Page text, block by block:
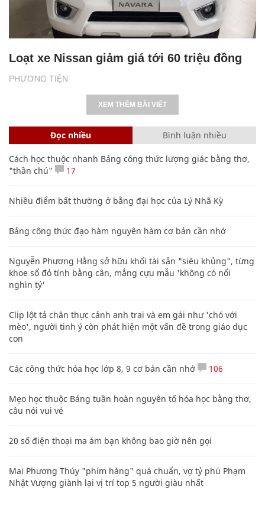
PHƯƠNG TIỆN
Loạt xe Nissan giảm giá tới 60 triệu đồng
XEM THÊM BÀI VIẾT
Đọc nhiều Bình luận nhiều
Cách học thuộc nhanh Bảng công thức lượng giác bằng thơ,
"thần chú"
17
Nhiều điểm bất thường ở bằng đại học của Lý Nhã Kỳ
Bảng công thức đạo hàm nguyên hàm cơ bản cần nhớ
Nguyễn Phương Hằng sở hữu khối tài sản "siêu khủng", từng
khoe sổ đỏ tính bằng cân, mắng cựu mẫu 'không có nổi
nghìn tỷ'
Clip lột tả chân thực cảnh anh trai và em gái như 'chó với
mèo', người tinh ý còn phát hiện một vấn đề trong giáo dục
con
Các công thức hóa học lớp 8, 9 cơ bản cần nhớ 106
Mẹo học thuộc Bảng tuần hoàn nguyên tố hóa học bằng thơ,
câu nói vui vẻ
20 số điện thoại ma ám bạn không bao giờ nên gọi
Mai Phương Thúy "phím hàng" quá chuẩn, vợ tỷ phú Phạm
Nhật Vượng giành lại vị trí top 5 người giàu nhất